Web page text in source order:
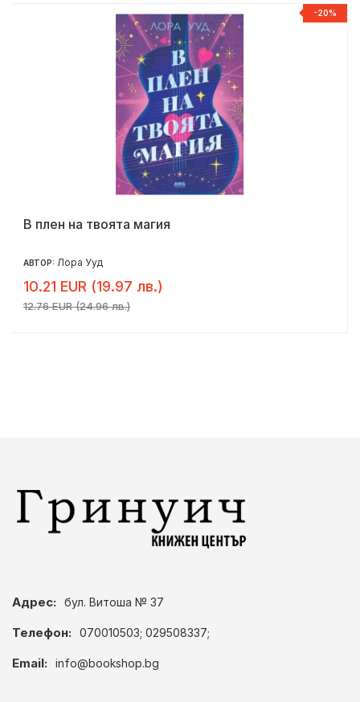
-20%
В плен на твоята магия
АВТОР: Лора Ууд
10.21 EUR (19.97 лв.)
12.76 EUR (24.96 лв.)
Адрес: бул. Витоша № 37
Телефон: 070010503; 029508337;
Email: info@bookshop.bg